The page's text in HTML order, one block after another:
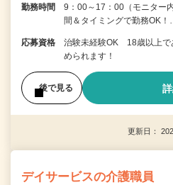
勤務時間
9：00～17：00（モニター
間＆タイミングで勤務OK
応募資格
治験未経験OK 18歳以上で
められます！
後で見る
更新日：
デイサービスの介護職員